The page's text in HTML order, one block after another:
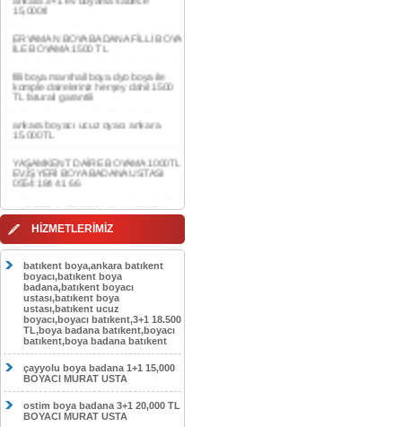
ERYAMAN BOYA BADANA FİLLİ BOYA
İLE BOYAMA 1500 TL
filli boya marshall boya dyo boya ile
komple daireleriniz herşey dahil 1500
ankara boyacı ucuz oyacı ankara
15.000TL
YAŞAMKENT DAİRE BOYAMA 1000TL
EV,İŞYERİ BOYA BADANA USTASI
AKDERE DAİRE BOYAMA 1000TL
EV,İŞYERİ BOYA BADANA USTASI
CEBECİ DAİRE BOYAMA 1000TL
0554 184 41 66
HASKÖY DAİRE BOYAMA 1000TL
EV,İŞYERİ BOYA BADANA USTASI
0554 184 41 66
GÖLBAŞI DAİRE BOYAMA 1000TL
EV,İŞYERİ BOYA BADANA USTASI
0554 184 41 66
SOKULLU DAİRE BOYAMA 1000TL
EV,İŞYERİ BOYA BADANA USTASI
0554 184 41 66
HİZMETLERİMİZ
batıkent boya,ankara batıkent
boyacı,batıkent boya
badana,batıkent boyacı
ustası,batıkent boya
ustası,batıkent ucuz
boyacı,boyacı batıkent,3+1 18.500
TL,boya badana batıkent,boyacı
batıkent,boya badana batıkent
çayyolu boya badana 1+1 15,000
BOYACI MURAT USTA
ostim boya badana 3+1 20,000 TL
BOYACI MURAT USTA